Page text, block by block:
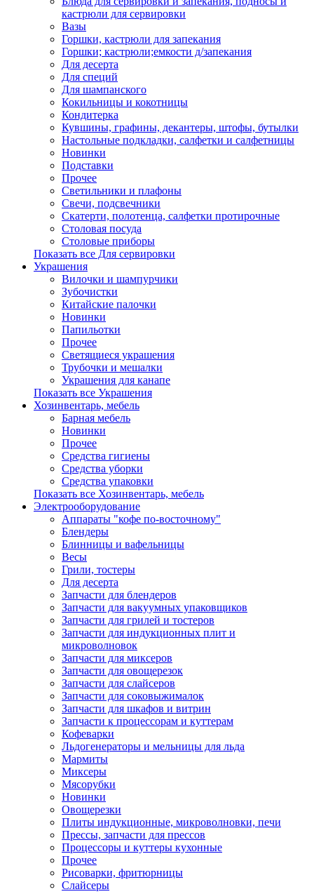
кастрюли для сервировки
Вазы
Горшки, кастрюли для запекания
Горшки; кастрюли;емкости д/запекания
Для десерта
Для специй
Для шампанского
Кокильницы и кокотницы
Кондитерка
Кувшины, графины, декантеры, штофы, бутылки
Настольные подкладки, салфетки и салфетницы
Новинки
Подставки
Прочее
Светильники и плафоны
Свечи, подсвечники
Скатерти, полотенца, салфетки протирочные
Столовая посуда
Столовые приборы
Показать все Для сервировки
Украшения
Вилочки и шампурчики
Зубочистки
Китайские палочки
Новинки
Папильотки
Прочее
Светящиеся украшения
Трубочки и мешалки
Украшения для канапе
Показать все Украшения
Хозинвентарь, мебель
Барная мебель
Новинки
Прочее
Средства гигиены
Средства уборки
Средства упаковки
Показать все Хозинвентарь, мебель
Электрооборудование
Аппараты "кофе по-восточному"
Блендеры
Блинницы и вафельницы
Весы
Грили, тостеры
Для десерта
Запчасти для блендеров
Запчасти для вакуумных упаковщиков
Запчасти для грилей и тостеров
Запчасти для индукционных плит и
микроволновок
Запчасти для миксеров
Запчасти для овощерезок
Запчасти для слайсеров
Запчасти для соковыжималок
Запчасти для шкафов и витрин
Запчасти к процессорам и куттерам
Кофеварки
Льдогенераторы и мельницы для льда
Мармиты
Миксеры
Мясорубки
Новинки
Овощерезки
Плиты индукционные, микроволновки, печи
Прессы, запчасти для прессов
Процессоры и куттеры кухонные
Прочее
Рисоварки, фритюрницы
Слайсеры